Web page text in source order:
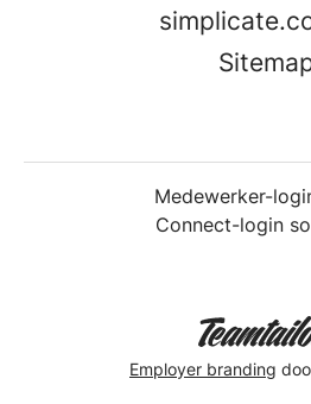
Medewerker-
Connect-login
Employer branding